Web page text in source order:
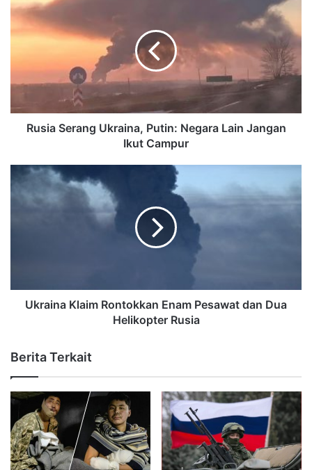
Rusia Serang Ukraina, Putin: Negara Lain Jangan
Ikut Campur
Ukraina Klaim Rontokkan Enam Pesawat dan Dua
Helikopter Rusia
Berita Terkait